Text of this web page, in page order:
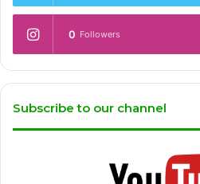
0 Followers
Subscribe to our channel